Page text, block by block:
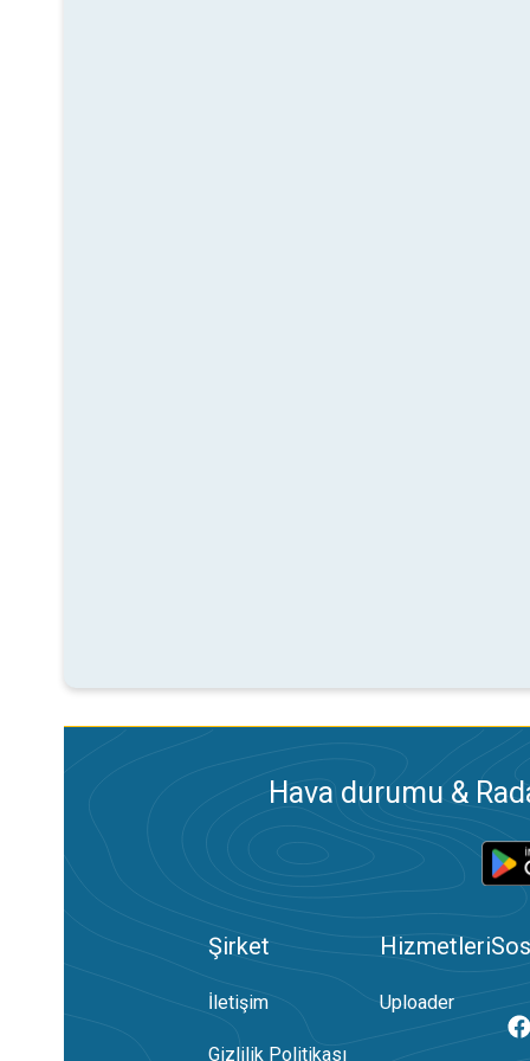
Hava durumu &
Şirket
İletişim
Gizlilik Politikası
Hizmetleri
Uploader